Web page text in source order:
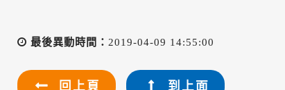
最後異動時間： 2019-04-09 14:55:00
回上頁 到上面